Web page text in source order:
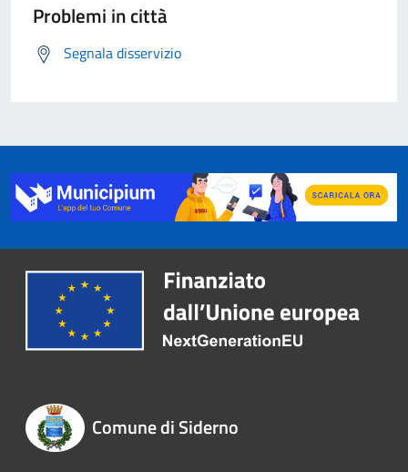
Problemi in città
Segnala disservizio
Comune di Siderno